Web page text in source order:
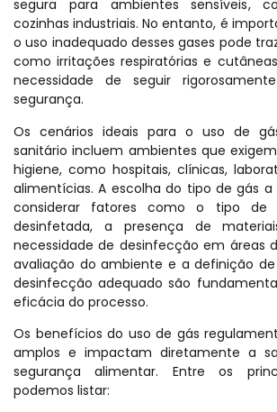
segura para ambientes sensíveis,
cozinhas industriais. No entanto, é
o uso inadequado desses gases pode
como irritações respiratórias e
necessidade de seguir
segurança.
Os cenários ideais para o uso de
sanitário incluem ambientes que
higiene, como hospitais, clínicas,
alimentícias. A escolha do tipo de gás a
considerar fatores como o tipo de
desinfetada, a presença de
necessidade de desinfecção em áreas
avaliação do ambiente e a definição
desinfecção adequado são
eficácia do processo.
Os benefícios do uso de gás
amplos e impactam diretamente a
segurança alimentar. Entre os
podemos listar: